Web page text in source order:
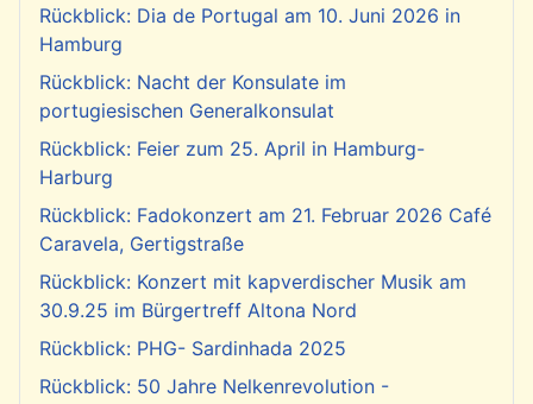
Rückblick: Dia de Portugal am 10. Juni 2026 in
Hamburg
Rückblick: Nacht der Konsulate im
portugiesischen Generalkonsulat
Rückblick: Feier zum 25. April in Hamburg-
Harburg
Rückblick: Fadokonzert am 21. Februar 2026 Café
Caravela, Gertigstraße
Rückblick: Konzert mit kapverdischer Musik am
30.9.25 im Bürgertreff Altona Nord
Rückblick: PHG- Sardinhada 2025
Rückblick: 50 Jahre Nelkenrevolution -